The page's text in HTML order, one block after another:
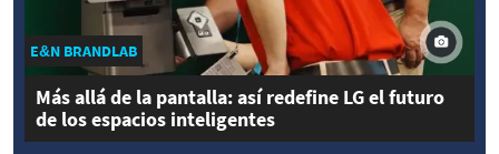
E&N BRANDLAB
Más allá de la pantalla: así redefine LG el futuro
de los espacios inteligentes